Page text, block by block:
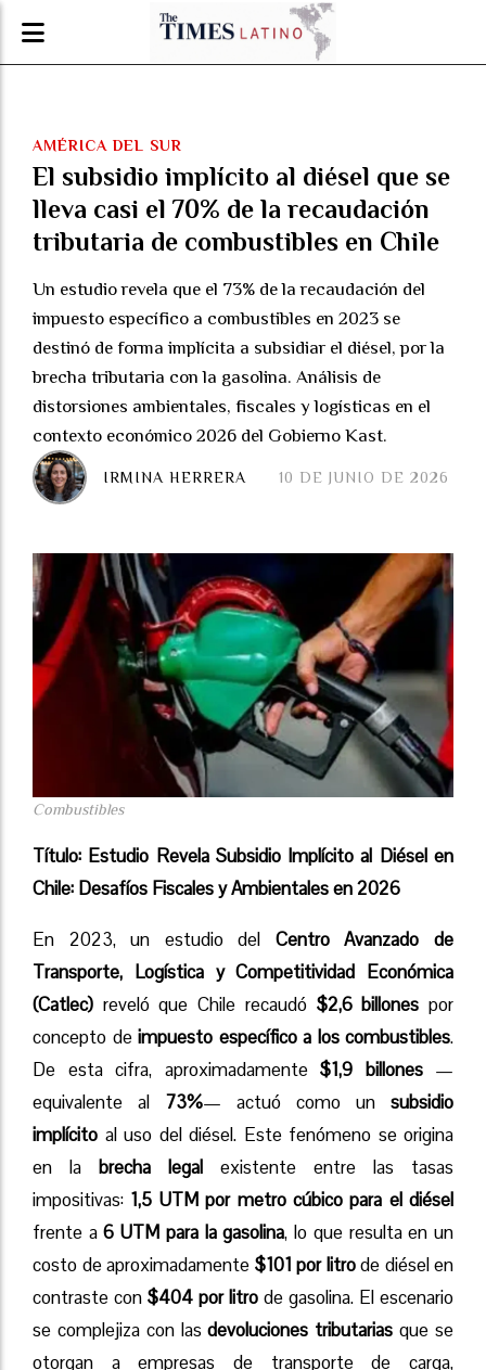
El subsidio implícito al diésel que se
lleva casi el 70% de la recaudación
tributaria de combustibles en Chile
Un estudio revela que el 73% de la recaudación del
impuesto específico a combustibles en 2023 se
destinó de forma implícita a subsidiar el diésel, por la
brecha tributaria con la gasolina. Análisis de
distorsiones ambientales, fiscales y logísticas en el
contexto económico 2026 del Gobierno Kast.
AMÉRICA DEL SUR
10 DE JUNIO DE 2026
IRMINA HERRERA
Combustibles
Título: Estudio Revela Subsidio Implícito al Diésel en
Chile: Desafíos Fiscales y Ambientales en 2026
En 2023, un estudio del Centro Avanzado de
Transporte, Logística y Competitividad Económica
(Catlec) reveló que Chile recaudó $2,6 billones por
concepto de impuesto específico a los combustibles.
De esta cifra, aproximadamente $1,9 billones—
equivalente al 73%— actuó como un subsidio
implícito al uso del diésel. Este fenómeno se origina
en la brecha legal existente entre las tasas
impositivas: 1,5 UTM por metro cúbico para el diésel
frente a6 UTM para la gasolina, lo que resulta en un
costo de aproximadamente $101 por litrode diésel en
contraste con $404 por litro de gasolina. El escenario
se complejiza con lasdevoluciones tributarias que se
otorgan a empresas de transporte de carga,